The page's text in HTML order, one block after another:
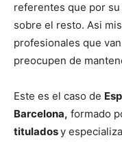
referentes que por
sobre el resto. Asi
profesionales que
preocupen de
Este es el caso de
Barcelona, formado
tituladosy